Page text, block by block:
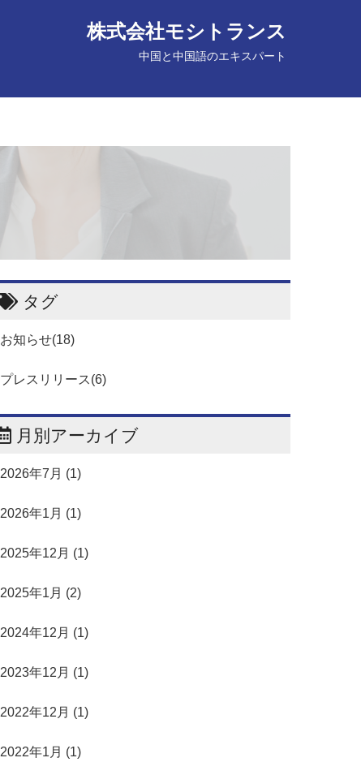
株式会社モシトランス
中国と中国語のエキスパート
タグ
お知らせ(18)
プレスリリース(6)
月別アーカイブ
2026年7月 (1)
2026年1月 (1)
2025年12月 (1)
2025年1月 (2)
2024年12月 (1)
2023年12月 (1)
2022年12月 (1)
2022年1月 (1)